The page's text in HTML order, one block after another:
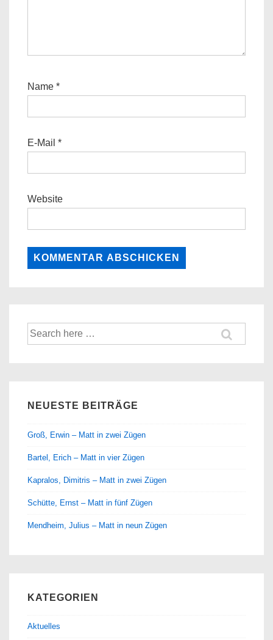
Name *
E-Mail *
Website
Suche
nach:
NEUESTE BEITRÄGE
Groß, Erwin – Matt in zwei Zügen
Bartel, Erich – Matt in vier Zügen
Kapralos, Dimitris – Matt in zwei Zügen
Schütte, Ernst – Matt in fünf Zügen
Mendheim, Julius – Matt in neun Zügen
KATEGORIEN
Aktuelles